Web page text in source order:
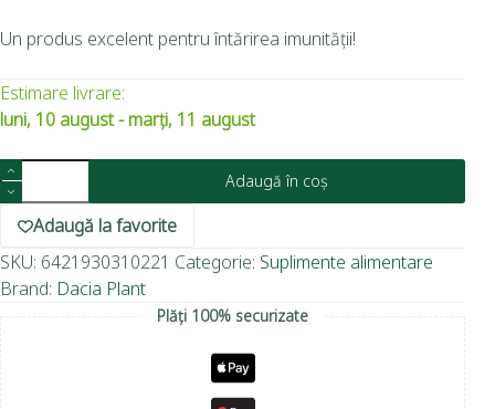
Un produs excelent pentru întărirea imunității!
Estimare livrare:
luni, 10 august - marți, 11 august
Adaugă în coș
Adaugă la favorite
SKU: 6421930310221 Categorie: Suplimente alimentare
Brand: Dacia Plant
Plăți 100% securizate